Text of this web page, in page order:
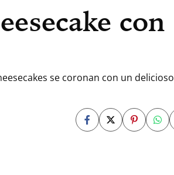
con
se coronan con un delicioso